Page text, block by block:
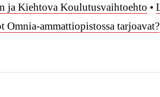
ja Kiehtova Koulutusvaihtoehto •
ammattiopistossa tarjoavat?